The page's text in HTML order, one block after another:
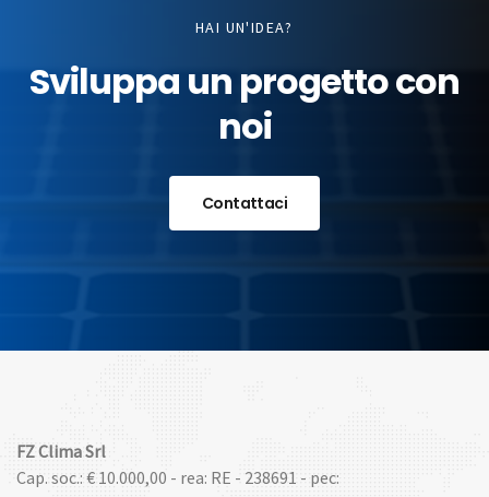
HAI UN'IDEA?
Sviluppa un progetto con
noi
Contattaci
FZ Clima Srl
Cap. soc.: € 10.000,00 - rea: RE - 238691 - pec: